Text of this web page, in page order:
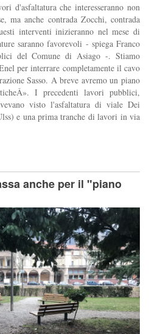
d'asfaltatura che interesseranno non
ma anche contrada Zocchi, contrada
interventi inizieranno nel mese di
saranno favorevoli - spiega Franco
del Comune di Asiago -. Stiamo
per interrare completamente il cavo
Sasso. A breve avremo un piano
I precedenti lavori pubblici,
visto l'asfaltatura di viale Dei
e una prima tranche di lavori in via
anche per il "piano